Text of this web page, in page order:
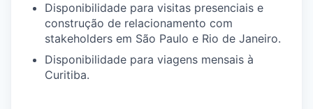
Disponibilidade para visitas presenciais e
construção de relacionamento com
stakeholders em São Paulo e Rio de Janeiro.
Disponibilidade para viagens mensais à
Curitiba.